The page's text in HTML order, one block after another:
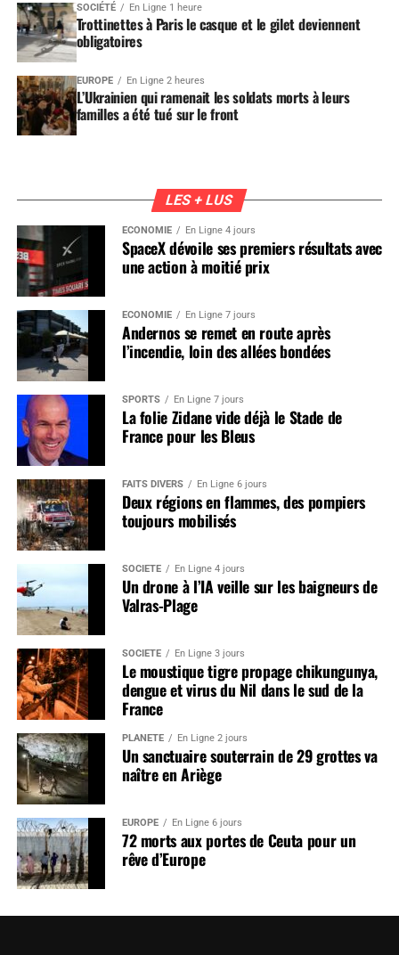
SOCIÉTÉ En Ligne 1 heure
Trottinettes à Paris le casque et le gilet deviennent
obligatoires
EUROPE En Ligne 2 heures
L’Ukrainien qui ramenait les soldats morts à leurs
familles a été tué sur le front
LES + LUS
ÉCONOMIE En Ligne 4 jours
SpaceX dévoile ses premiers résultats avec
une action à moitié prix
ÉCONOMIE En Ligne 7 jours
Andernos se remet en route après
l’incendie, loin des allées bondées
SPORTS En Ligne 7 jours
La folie Zidane vide déjà le Stade de
France pour les Bleus
FAITS DIVERS En Ligne 6 jours
Deux régions en flammes, des pompiers
toujours mobilisés
SOCIÉTÉ En Ligne 4 jours
Un drone à l’IA veille sur les baigneurs de
Valras-Plage
SOCIÉTÉ En Ligne 3 jours
Le moustique tigre propage chikungunya,
dengue et virus du Nil dans le sud de la
France
PLANÈTE En Ligne 2 jours
Un sanctuaire souterrain de 29 grottes va
naître en Ariège
EUROPE En Ligne 6 jours
72 morts aux portes de Ceuta pour un
rêve d’Europe